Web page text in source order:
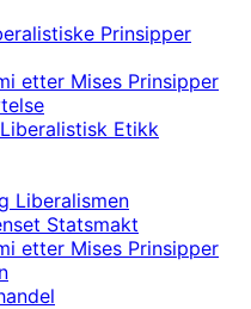
Prinsipper
etter Mises Prinsipper
Etikk
Liberalismen
Statsmakt
etter Mises Prinsipper